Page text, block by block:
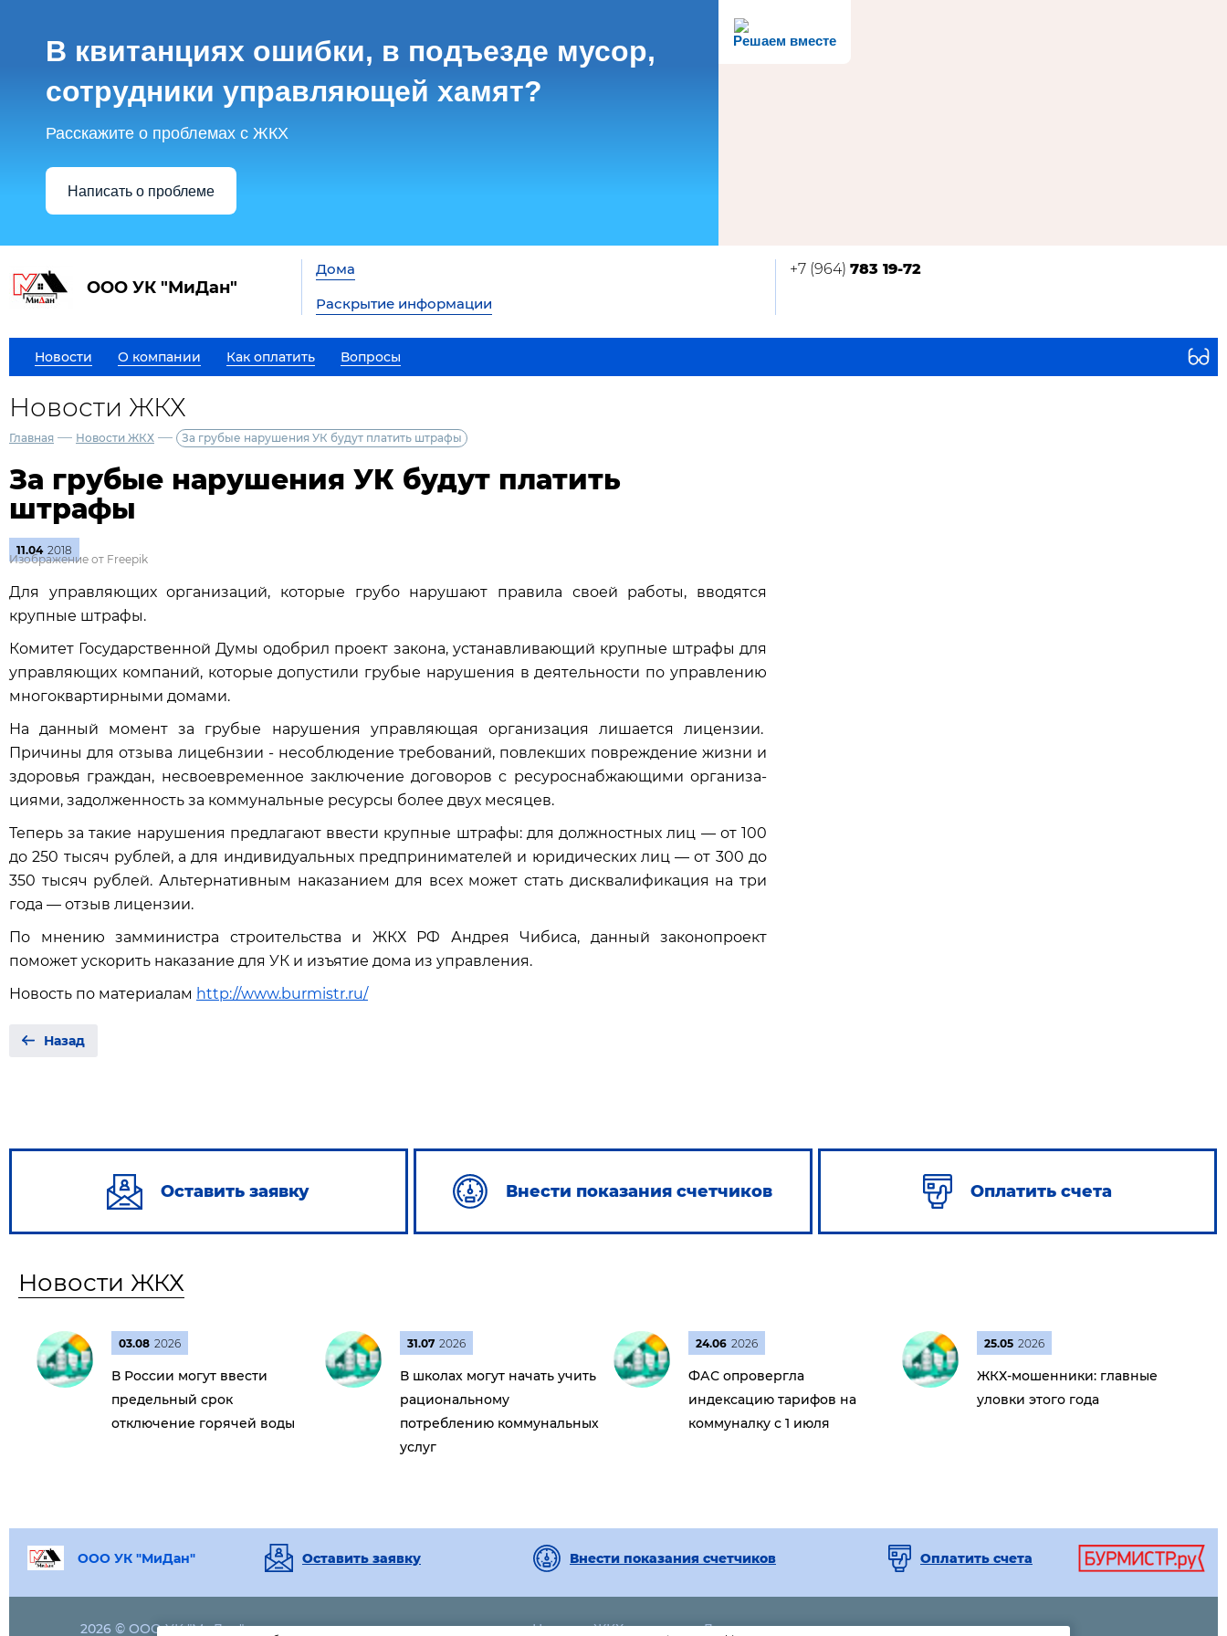
Решаем вместе
В квитанциях ошибки, в подъезде мусор,
сотрудники управляющей хамят?
Расскажите о проблемах с ЖКХ
Написать о проблеме
ООО УК "МиДан"
Дома
Раскрытие информации
+7 (964) 783 19-72
Новости О компании Как оплатить Вопросы
Новости ЖКХ
Главная — Новости ЖКХ — За грубые нарушения УК будут платить штрафы
За грубые нарушения УК будут платить
штрафы
11.04 2018
Изображение от Freepik
Для управляющих организаций, которые грубо нарушают правила своей работы, вводятся
крупные штрафы.
Комитет Государственной Думы одобрил проект закона, устанавливающий крупные штрафы для
управляющих компаний, которые допустили грубые нарушения в деятельности по управлению
многоквартирными домами.
На данный момент за грубые нарушения управляющая организация лишается лицензии.
Причины для отзыва лице6нзии - несоблюдение требований, повлекших пов­реждение жизни и
здо­ровья граждан, несвоевременное заключение договоров с ресуроснабжающими организа­
циями, задолженность за коммунальные рес­урсы более двух месяц­ев.
Теперь за такие нарушения предлагают ввести крупные штрафы: для должностных лиц — от 100
до 250 тысяч рублей, а для индивидуальных предпринима­телей и юридических лиц — от 300 до
350 тысяч рубл­ей. Альтернативным наказанием для всех может стать дисквалиф­икация на три
года — отзыв лицензии.
По мнению замминистра строительства и ЖКХ РФ Андрея Чибиса, данный законопроект
поможет ускорить наказание для УК и изъятие дома из управления.
Новость по материалам http://www.burmistr.ru/
Назад
Оставить заявку Внести показания счетчиков Оплатить счета
Новости ЖКХ
03.08 2026
В России могут ввести
предельный срок
отключение горячей воды
31.07 2026
В школах могут начать учить
рациональному
потреблению коммунальных
услуг
24.06 2026
ФАС опровергла
индексацию тарифов на
коммуналку с 1 июля
25.05 2026
ЖКХ-мошенники: главные
уловки этого года
ООО УК "МиДан" Оставить заявку Внести показания счетчиков Оплатить счета
2026 © ООО УК "МиДан" Новости ЖКХ Дома